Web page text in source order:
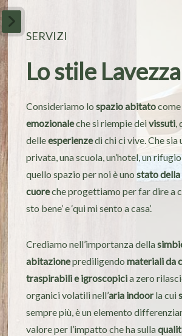
SERVIZI
Lo stile
Consideriamo lospazio abitatocome
emozionaleche si riempie deivissuti,
delleesperienzedi chi ci vive. Che sia
privata, una scuola, un’hotel, un
quello spazio per noi è unostato della
cuoreche progettiamo per far dire a
sto bene’ e ‘qui mi sento a casa’.
Crediamo nell’importanza della
abitazioneprediligendomateriali da
traspirabili e igroscopicia zero
organici volatili nell’aria indoorla cui
sempre più, è un elemento
valore per l’impatto che ha sulla